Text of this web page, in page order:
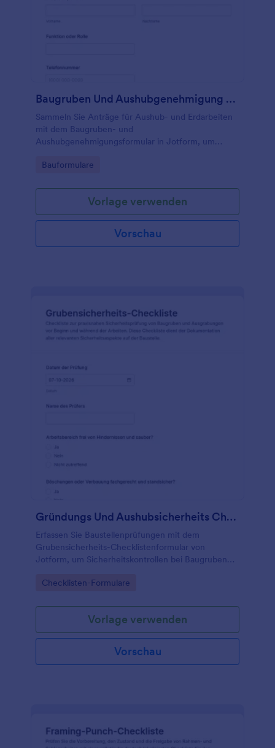
Baugruben Und Aushubgenehmigung Formular
Sammeln Sie Anträge für Aushub- und Erdarbeiten
mit dem Baugruben- und
Aushubgenehmigungsformular in Jotform, um
Formularantwort für die interne Prüfung zentral
Go to Category:
Bauformulare
Vorlage verwenden
Vorschau
Gründungs Und Aushubsicherheits Checkliste
Erfassen Sie Baustellenprüfungen mit dem
Grubensicherheits-Checklistenformular von
Jotform, um Sicherheitskontrollen bei Baugruben
Datenerhebung samt Formularantworten teamweit
Go to Category:
Checklisten-Formulare
Vorlage verwenden
Vorschau